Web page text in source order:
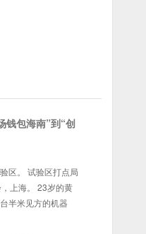
钱包海南”到“创
区。 试验区打点局
上海。 23岁的黄
半米见方的机器